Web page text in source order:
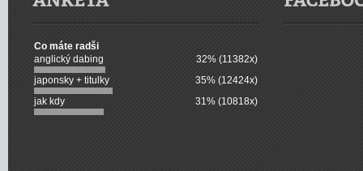
Co máte radši
anglický dabing
32% (11382x)
japonsky + titulky
35% (12424x)
jak kdy
31% (10818x)